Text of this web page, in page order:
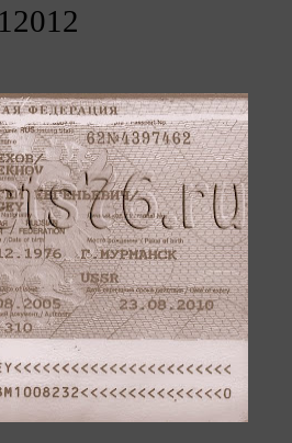
2012